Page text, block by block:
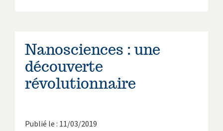
Nanosciences : une
découverte
révolutionnaire
Publié le : 11/03/2019